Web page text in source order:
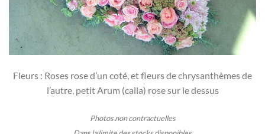
Fleurs : Roses rose d’un coté, et fleurs de chrysanthèmes de
l’autre, petit Arum (calla) rose sur le dessus
Photos non contractuelles